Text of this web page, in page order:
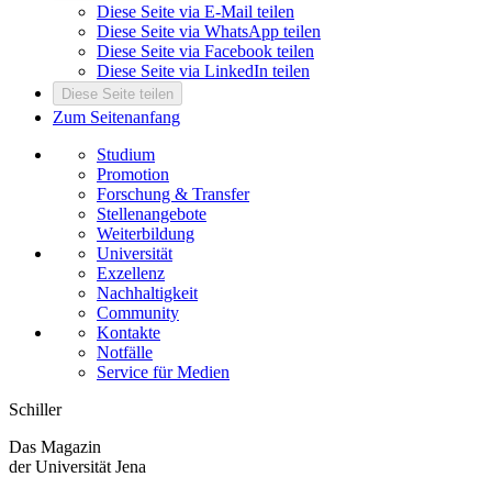
Diese Seite via E-Mail teilen
Diese Seite via WhatsApp teilen
Diese Seite via Facebook teilen
Diese Seite via LinkedIn teilen
Diese Seite teilen
Zum Seitenanfang
Studium
Promotion
Forschung & Transfer
Stellenangebote
Weiterbildung
Universität
Exzellenz
Nachhaltigkeit
Community
Kontakte
Notfälle
Service für Medien
Schiller
Das Magazin
der Universität Jena